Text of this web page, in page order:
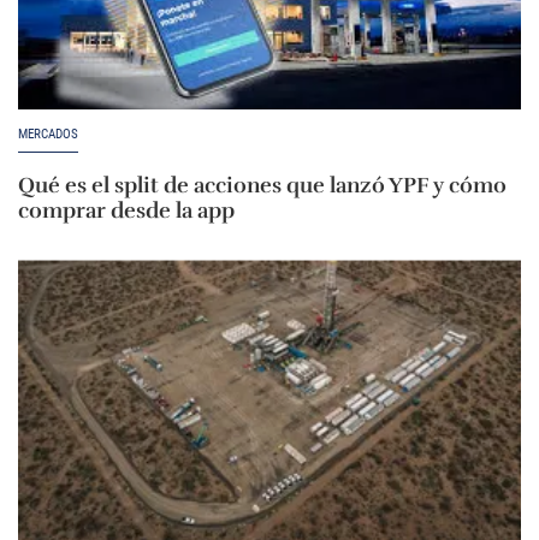
MERCADOS
Qué es el split de acciones que lanzó YPF y cómo
comprar desde la app